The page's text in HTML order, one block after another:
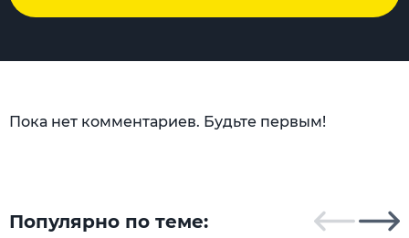
Пока нет комментариев. Будьте первым!
Популярно по теме: